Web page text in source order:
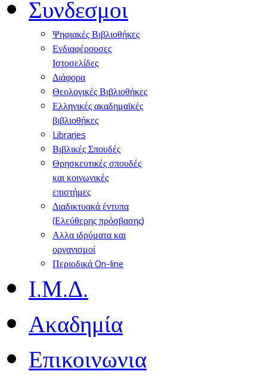
Συνδεσμοι
Ψηφιακές Βιβλιοθήκες
Ενδιαφέρουσες
Ιστοσελίδες
Διάφορα
Θεολογικές Βιβλιοθήκες
Ελληνικές ακαδημαϊκές
βιβλιοθήκες
Libraries
Βιβλικές Σπουδές
Θρησκευτικές σπουδές
και κοινωνικές
επιστήμες
Διαδικτυακά έντυπα
(Ελεύθερης πρόσβασης)
Αλλα ιδρύματα και
οργανισμοί
Περιοδικά On-line
Ι.Μ.Δ.
Ακαδημία
Επικοινωνια